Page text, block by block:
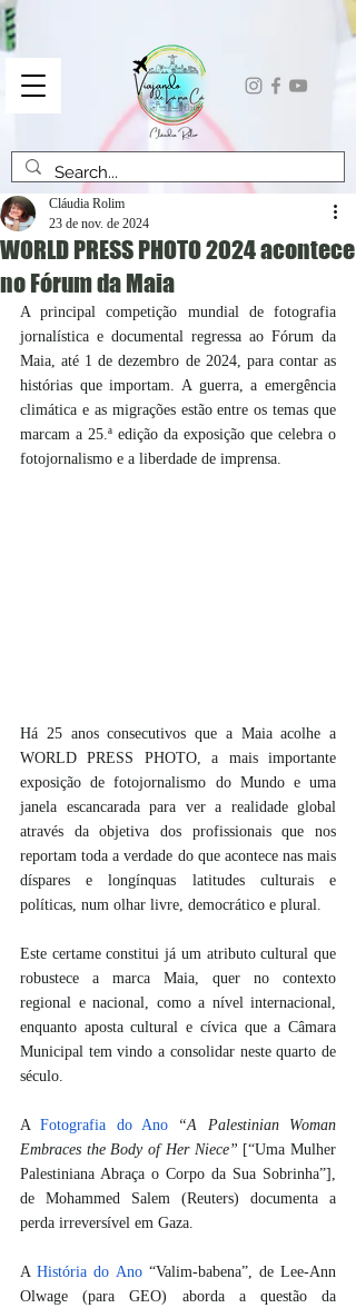
WORLD PRESS PHOTO 2024 acontece
no Fórum da Maia
Cláudia Rolim
23 de nov. de 2024
A principal competição mundial de fotografia
jornalística e documental regressa ao Fórum da
Maia, até 1 de dezembro de 2024, para contar as
histórias que importam. A guerra, a emergência
climática e as migrações estão entre os temas que
marcam a 25.ª edição da exposição que celebra o
fotojornalismo e a liberdade de imprensa.
Há 25 anos consecutivos que a Maia acolhe a
WORLD PRESS PHOTO, a mais importante
exposição de fotojornalismo do Mundo e uma
janela escancarada para ver a realidade global
através da objetiva dos profissionais que nos
reportam toda a verdade do que acontece nas mais
díspares e longínquas latitudes culturais e
políticas, num olhar livre, democrático e plural.
Este certame constitui já um atributo cultural que
robustece a marca Maia, quer no contexto
regional e nacional, como a nível internacional,
enquanto aposta cultural e cívica que a Câmara
Municipal tem vindo a consolidar neste quarto de
século.
A Fotografia do Ano
“A Palestinian Woman
Embraces the Body of Her Niece” [“Uma Mulher
Palestiniana Abraça o Corpo da Sua Sobrinha”],
de Mohammed Salem (Reuters) documenta a
perda irreversível em Gaza.
A História do Ano “Valim-babena”, de Lee-Ann
Olwage (para GEO) aborda a questão da